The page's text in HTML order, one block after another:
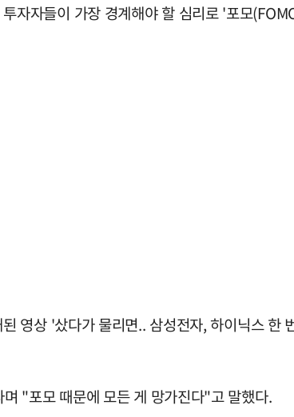
투자자들이 가장 경계해야 할 심리로 '포모
영상 '샀다가 물리면.. 삼성전자, 하이닉스
"포모 때문에 모든 게 망가진다"고 말했다.